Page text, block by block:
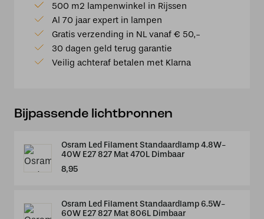
Klerk
20's
Brons
aantal
500 m2 lampenwinkel in Rijssen
Al 70 jaar expert in lampen
Gratis verzending in NL vanaf € 50,-
30 dagen geld terug garantie
Veilig achteraf betalen met Klarna
Bijpassende lichtbronnen
Osram Led Filament Standaardlamp 4.8W-
40W E27 827 Mat 470L Dimbaar
8,95
Osram Led Filament Standaardlamp 6.5W-
60W E27 827 Mat 806L Dimbaar